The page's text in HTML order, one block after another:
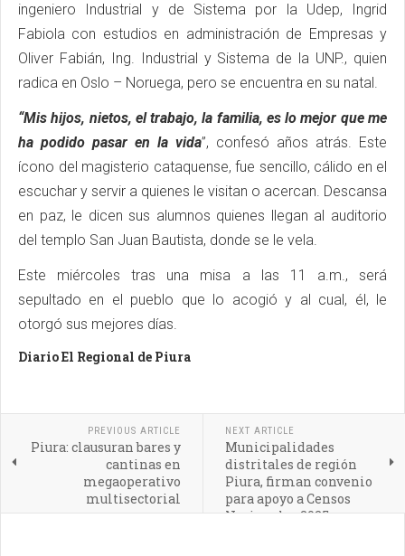
ingeniero Industrial y de Sistema por la Udep, Ingrid
Fabiola con estudios en administración de Empresas y
Oliver Fabián, Ing. Industrial y Sistema de la UNP., quien
radica en Oslo – Noruega, pero se encuentra en su natal.
“Mis hijos, nietos, el trabajo, la familia, es lo mejor que me
ha podido pasar en la vida”, confesó años atrás. Este
ícono del magisterio cataquense, fue sencillo, cálido en el
escuchar y servir a quienes le visitan o acercan. Descansa
en paz, le dicen sus alumnos quienes llegan al auditorio
del templo San Juan Bautista, donde se le vela.
Este miércoles tras una misa a las 11 a.m., será
sepultado en el pueblo que lo acogió y al cual, él, le
otorgó sus mejores días.
Diario El Regional de Piura
PREVIOUS ARTICLE
Piura: clausuran bares y
cantinas en
megaoperativo
multisectorial
NEXT ARTICLE
Municipalidades
distritales de región
Piura, firman convenio
para apoyo a Censos
Nacionales 2025